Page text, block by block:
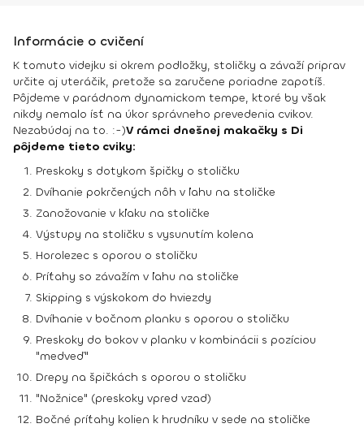
Informácie o cvičení
K tomuto videjku si okrem podložky, stoličky a závaží priprav
určite aj uteráčik, pretože sa zaručene poriadne zapotíš.
Pôjdeme v parádnom dynamickom tempe, ktoré by však
nikdy nemalo ísť na úkor správneho prevedenia cvikov.
Nezabúdaj na to. :-)V rámci dnešnej makačky s Di
pôjdeme tieto cviky:
Preskoky s dotykom špičky o stoličku
Dvíhanie pokrčených nôh v ľahu na stoličke
Zanožovanie v kľaku na stoličke
Výstupy na stoličku s vysunutím kolena
Horolezec s oporou o stoličku
Príťahy so závažím v ľahu na stoličke
Skipping s výskokom do hviezdy
Dvíhanie v bočnom planku s oporou o stoličku
Preskoky do bokov v planku v kombinácii s pozíciou
"medveď"
Drepy na špičkách s oporou o stoličku
"Nožnice" (preskoky vpred vzad)
Bočné príťahy kolien k hrudníku v sede na stoličke